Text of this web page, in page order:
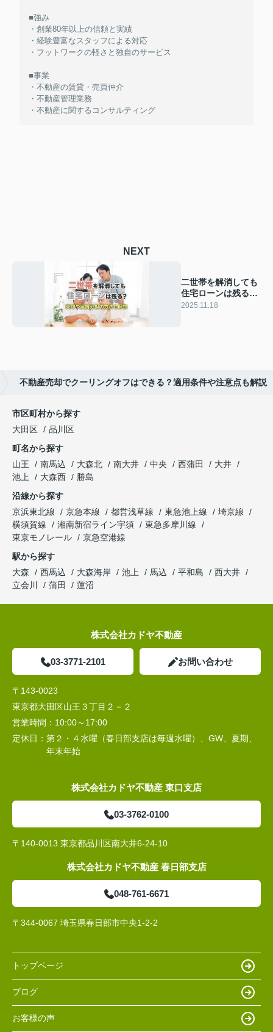
■強み
・創業80年以上の信頼と実績
・経験豊富なスタッフによる対応
・フットワークの軽さと独自のサービス
■事業
・不動産の賃貸・売買仲介
・不動産管理業務
・不動産に関するコンサルティング
NEXT
二世帯を解消しても
住宅ローンは残る？
売却や家賃分担の方
2025.11.18
不動産売却でクーリングオフはできる？適用条件や注意点も解説
市区町村から探す
大田区
品川区
町名から探す
山王
南馬込 大森北 南大井 中央 西蒲田
大井
池上
大森西
勝島
沿線から探す
京浜東北線
京急本線 都営浅草線 東急池上線
埼京線
横須賀線
湘南新宿ライン宇須
東急多摩川線
東京モノレール
京急空港線
駅から探す
大森
西馬込 大森海岸 池上 馬込 平和島
西大井
立会川
蒲田 蓮沼
株式会社カドヤ不動産
03-3771-2101 お問い合わせ
〒143-0023
東京都大田区山王３丁目２－２
営業時間： 10:00～17:00
定休日： 第２・４水曜（春日部支店は毎週水曜）、GW、夏期、
年末年始
株式会社カドヤ不動産 東口支店
03-3762-0100
〒140-0013 東京都品川区南大井6-24-10
株式会社カドヤ不動産 春日部支店
048-761-6671
〒344-0067 埼玉県春日部市中央1-2-2
トップページ
ブログ
お客様の声